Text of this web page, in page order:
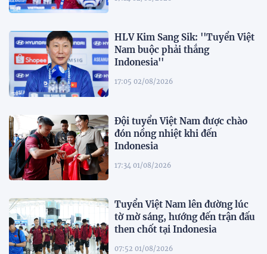
HLV Kim Sang Sik: ''Tuyển Việt
Nam buộc phải thắng
Indonesia''
17:05 02/08/2026
Đội tuyển Việt Nam được chào
đón nồng nhiệt khi đến
Indonesia
17:34 01/08/2026
Tuyển Việt Nam lên đường lúc
tờ mờ sáng, hướng đến trận đấu
then chốt tại Indonesia
07:52 01/08/2026